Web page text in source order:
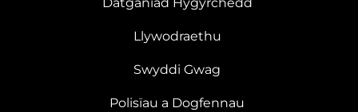
Llywodraethu
Swyddi Gwag
Polisïau a Dogfennau